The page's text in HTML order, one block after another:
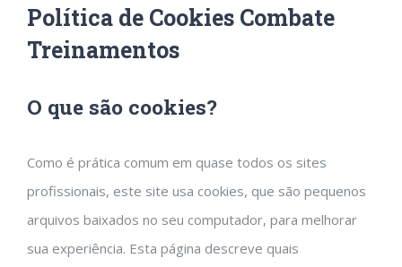
Política de Cookies Combate
Treinamentos
O que são cookies?
Como é prática comum em quase todos os sites
profissionais, este site usa cookies, que são pequenos
arquivos baixados no seu computador, para melhorar
sua experiência. Esta página descreve quais